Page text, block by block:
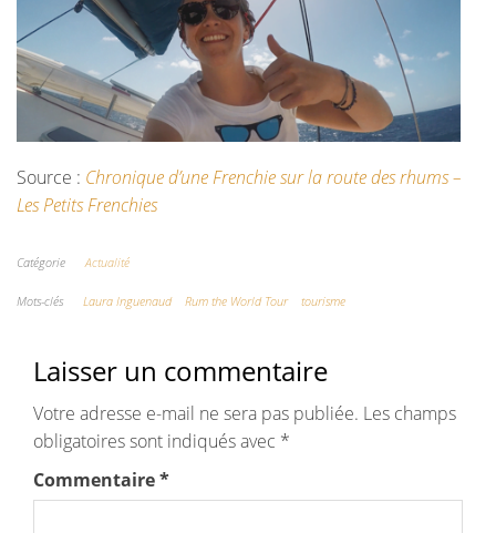
Source : Chronique d’une Frenchie sur la route des rhums –
Les Petits Frenchies
Catégorie Actualité
Mots-clés Laura Inguenaud Rum the World Tour tourisme
Laisser un commentaire
Votre adresse e-mail ne sera pas publiée. Les champs
obligatoires sont indiqués avec *
Commentaire*